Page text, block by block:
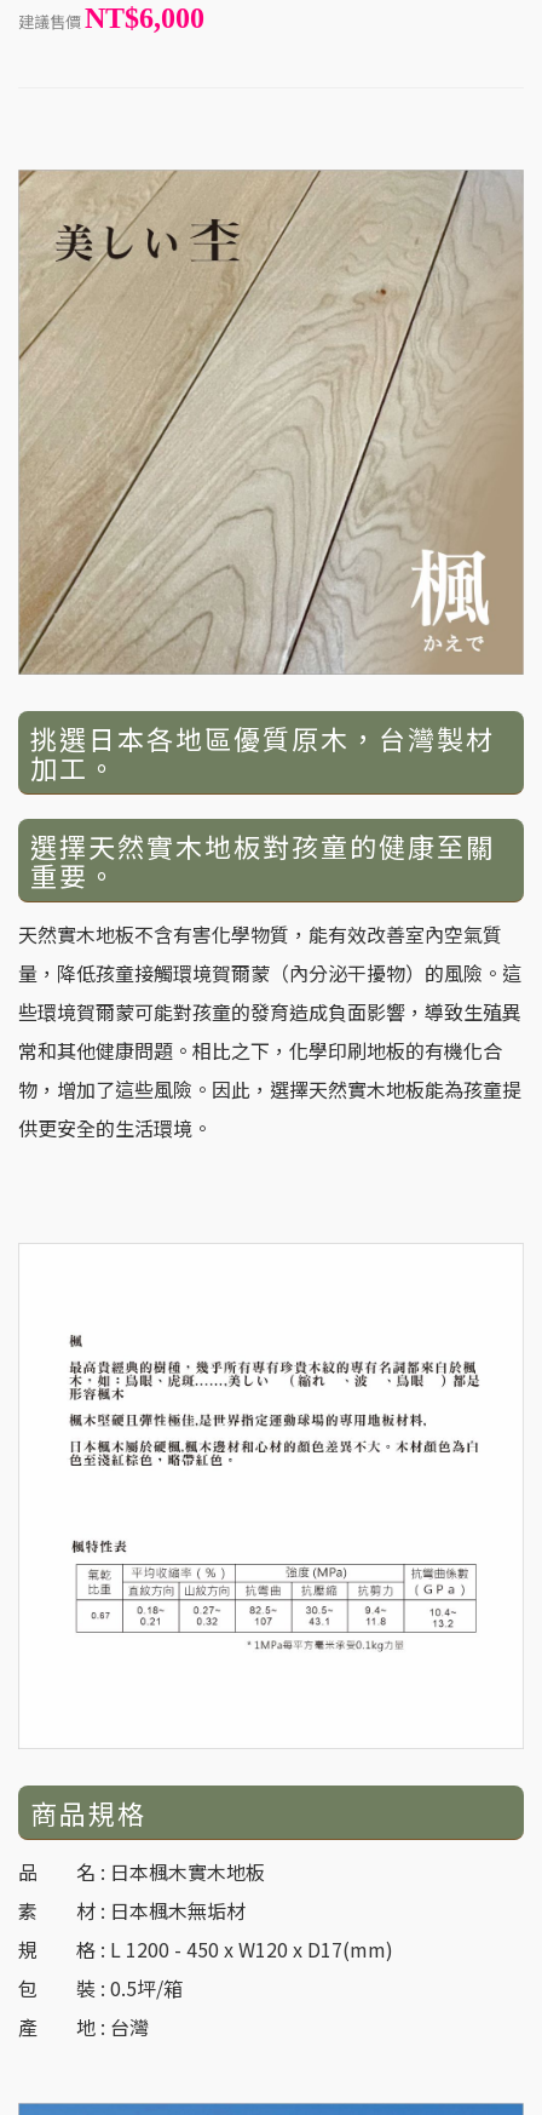
建議售價NT$6,000
挑選日本各地區優質原木，台灣製材
加工。
選擇天然實木地板對孩童的健康至關
重要。
天然實木地板不含有害化學物質，能有效改善室內空氣質
量，降低孩童接觸環境賀爾蒙（內分泌干擾物）的風險。這
些環境賀爾蒙可能對孩童的發育造成負面影響，導致生殖異
常和其他健康問題。相比之下，化學印刷地板的有機化合
物，增加了這些風險。因此，選擇天然實木地板能為孩童提
供更安全的生活環境。
商品規格
品 名 : 日本楓木實木地板
素 材 : 日本楓木無垢材
規 格 : L 1200 - 450 x W120 x D17(mm)
包 裝 : 0.5坪/箱
產 地 : 台灣